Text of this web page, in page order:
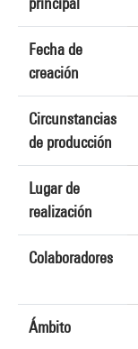
Fecha de
creación
Circunstancias
de producción
Lugar de
realización
Colaboradores
Ámbito